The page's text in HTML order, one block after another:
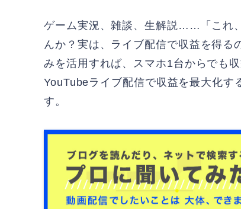
ゲーム実況、雑談、生解説……「これ
んか？実は、ライブ配信で収益を得る
みを活用すれば、スマホ1台からでも
YouTubeライブ配信で収益を最大化す
す。